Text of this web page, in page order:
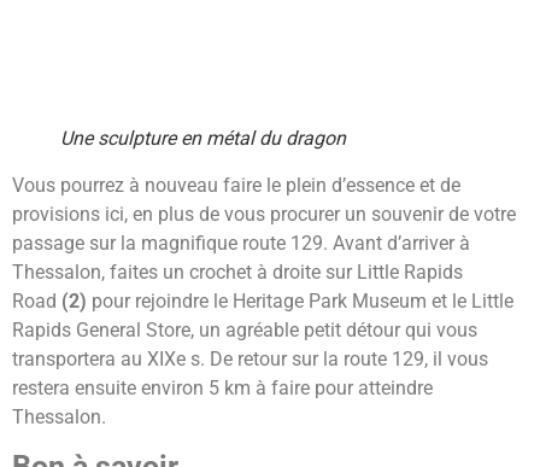
Une sculpture en métal du dragon
Vous pourrez à nouveau faire le plein d’essence et de
provisions ici, en plus de vous procurer un souvenir de votre
passage sur la magnifique route 129. Avant d’arriver à
Thessalon, faites un crochet à droite sur Little Rapids
Road (2) pour rejoindre le Heritage Park Museum et le Little
Rapids General Store, un agréable petit détour qui vous
transportera au XIXe s. De retour sur la route 129, il vous
restera ensuite environ 5 km à faire pour atteindre
Thessalon.